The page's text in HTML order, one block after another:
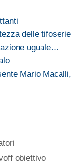
delle tifoserie
uguale…
Mario Macalli,
obiettivo